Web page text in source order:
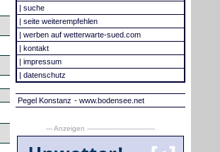
| suche
| seite weiterempfehlen
| werben auf wetterwarte-sued.com
| kontakt
| impressum
| datenschutz
Pegel Konstanz - www.bodensee.net
--- Anzeigen --------------------------------